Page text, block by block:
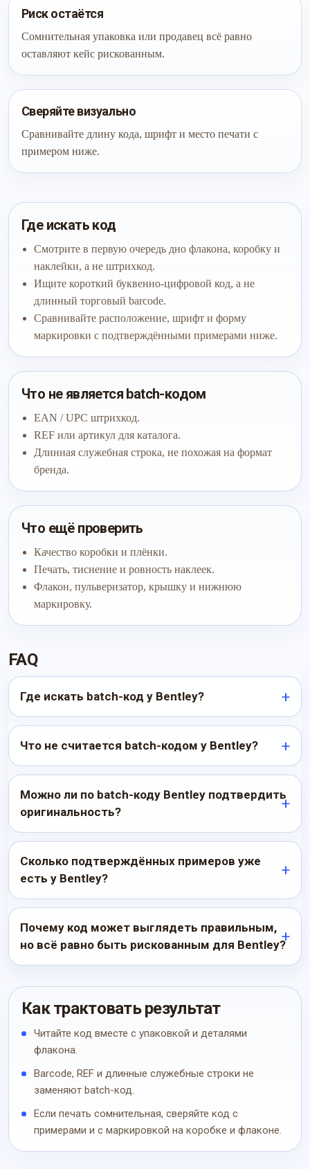
Риск остаётся
Сомнительная упаковка или продавец всё равно
оставляют кейс рискованным.
Сверяйте визуально
Сравнивайте длину кода, шрифт и место печати с
примером ниже.
Где искать код
Смотрите в первую очередь дно флакона, коробку и
наклейки, а не штрихкод.
Ищите короткий буквенно-цифровой код, а не
длинный торговый barcode.
Сравнивайте расположение, шрифт и форму
маркировки с подтверждёнными примерами ниже.
Что не является batch-кодом
EAN / UPC штрихкод.
REF или артикул для каталога.
Длинная служебная строка, не похожая на формат
бренда.
Что ещё проверить
Качество коробки и плёнки.
Печать, тиснение и ровность наклеек.
Флакон, пульверизатор, крышку и нижнюю
маркировку.
FAQ
Где искать batch-код у Bentley?
Что не считается batch-кодом у Bentley?
Можно ли по batch-коду Bentley подтвердить
оригинальность?
Сколько подтверждённых примеров уже
есть у Bentley?
Почему код может выглядеть правильным,
но всё равно быть рискованным для Bentley?
Как трактовать результат
Читайте код вместе с упаковкой и деталями
флакона.
Barcode, REF и длинные служебные строки не
заменяют batch-код.
Если печать сомнительная, сверяйте код с
примерами и с маркировкой на коробке и флаконе.